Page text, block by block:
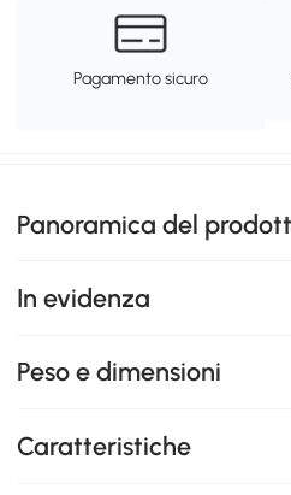
Pagamento sicuro
Panoramica del
In evidenza
Peso e dimensioni
Caratteristiche